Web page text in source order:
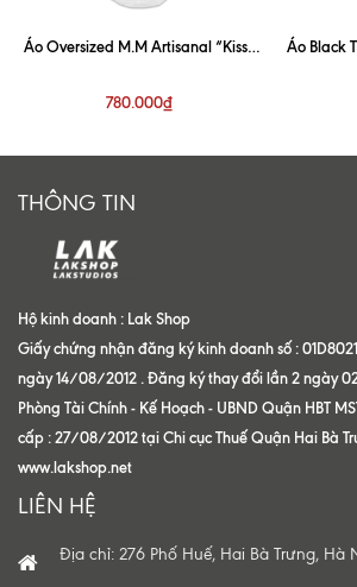
Áo Oversized M.M Artisanal “Kiss”
780.000₫
Áo Black
THÔNG TIN
Hộ kinh doanh : Lak Shop
Giấy chứng nhận đăng ký kinh doanh số :
ngày 14/08/2012 . Đăng ký thay đổi lần 2 ngày
Phòng Tài Chính - Kế Hoạch - UBND Quận HBT
cấp : 27/08/2012 tại Chi cục Thuế Quận Hai Bà
www.lakshop.net
LIÊN HỆ
Địa chỉ: 276 Phố Huế, Hai Bà Trưng, Hà